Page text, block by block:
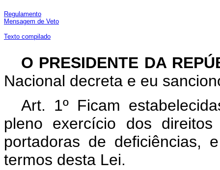
Regulamento
Mensagem de Veto
Texto compilado
O PRESIDENTE DA
Nacional decreta e eu
Art. 1º Ficam
pleno exercício dos
portadoras de deficiências,
termos desta Lei.